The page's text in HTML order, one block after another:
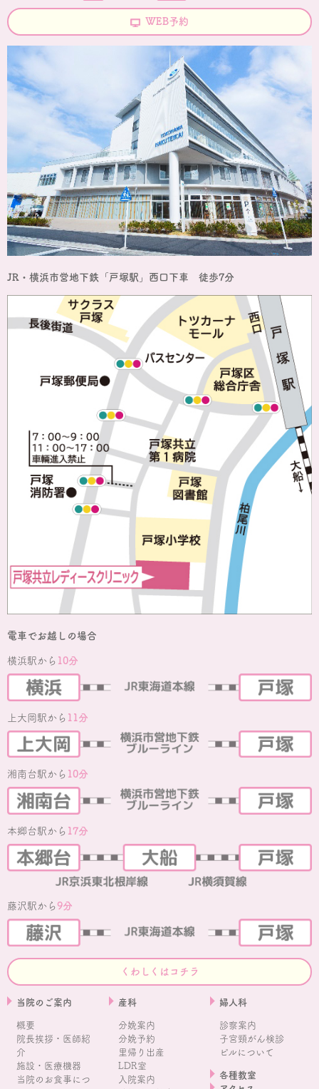
WEB予約
JR・横浜市営地下鉄「戸塚駅」西口下車 徒歩7分
電車でお越しの場合
横浜駅から 10分
上大岡駅から 11分
湘南台駅から 10分
本郷台駅から 17分
藤沢駅から9分
くわしくはコチラ
当院のご案内
概要
院長挨拶・医師紹
介
施設・医療機器
当院のお食事につ
産科
分娩案内
分娩予約
里帰り出産
LDR室
入院案内
婦人科
診察案内
子宮頸がん検診
ピルについて
各種教室